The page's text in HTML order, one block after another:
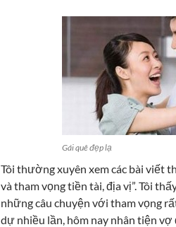
Gái quê đẹp lạ
Tôi thường xuyên xem các bài viết
và tham vọng tiền tài, địa vị”. Tôi
những câu chuyện với tham vọng
dự nhiều lần, hôm nay nhân tiện